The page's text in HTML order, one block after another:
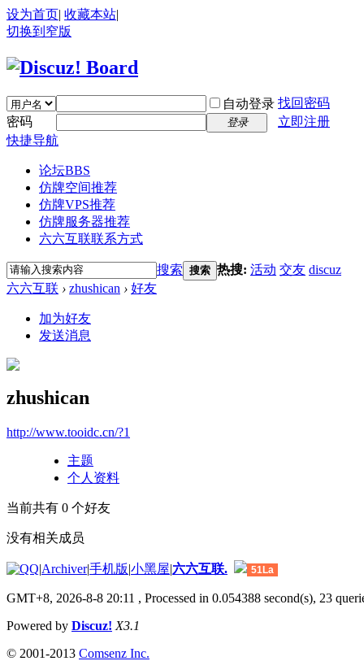
设为首页| 收藏本站|
切换到窄版
自动登录 找回密码
密码
登录
立即注册
快捷导航
论坛BBS
仿牌空间推荐
仿牌VPS推荐
仿牌服务器推荐
六六互联联系方式
搜索 搜索 热搜: 活动 交友 discuz
六六互联 › zhushican › 好友
加为好友
发送消息
zhushican
http://www.tooidc.cn/?1
主题
个人资料
当前共有 0 个好友
没有相关成员
|Archiver|手机版|小黑屋|六六互联. 51La
GMT+8, 2026-8-8 20:11 , Processed in 0.054388 second(s), 23
Powered by Discuz! X3.1
© 2001-2013 Comsenz Inc.